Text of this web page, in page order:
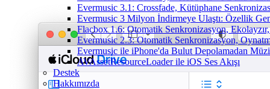
Evermusic 3.1: Crossfade, Kütüphane
Evermusic 3 Milyon İndirmeye Ulaştı: Özellik
Flacbox 1.6: Otomatik Senkronizasyon,
Evermusic 2.3: Otomatik Senkronizasyon,
Evermusic ile iPhone'da Bulut Depolamadan
AVAssetResourceLoader ile iOS Ses Akışı
Destek
Hakkımızda